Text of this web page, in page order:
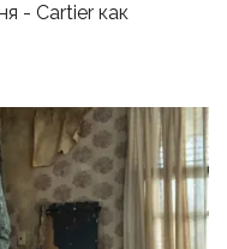
- Cartier как